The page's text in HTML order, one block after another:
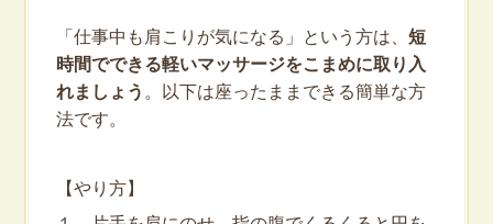
「仕事中も肩こりが気になる」という方は、 短
時間でできる軽いマッサージをこまめに取り入
れましょう 。以下は座ったままできる簡単な方
法です。
【やり方】